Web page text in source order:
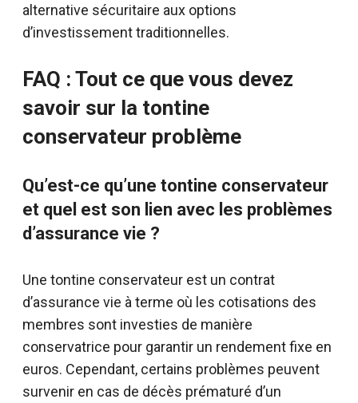
alternative sécuritaire aux options
d’investissement traditionnelles.
FAQ : Tout ce que vous devez
savoir sur la tontine
conservateur problème
Qu’est-ce qu’une tontine conservateur
et quel est son lien avec les problèmes
d’assurance vie ?
Une tontine conservateur est un contrat
d’assurance vie à terme où les cotisations des
membres sont investies de manière
conservatrice pour garantir un rendement fixe en
euros. Cependant, certains problèmes peuvent
survenir en cas de décès prématuré d’un